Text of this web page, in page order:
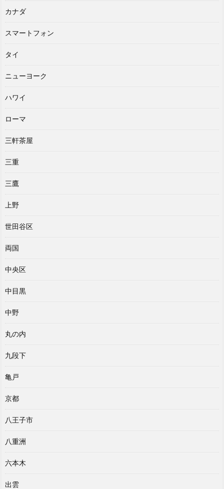
カナダ
スマートフォン
タイ
ニューヨーク
ハワイ
ローマ
三軒茶屋
三重
三鷹
上野
世田谷区
両国
中央区
中目黒
中野
丸の内
九段下
亀戸
京都
八王子市
八重洲
六本木
出雲